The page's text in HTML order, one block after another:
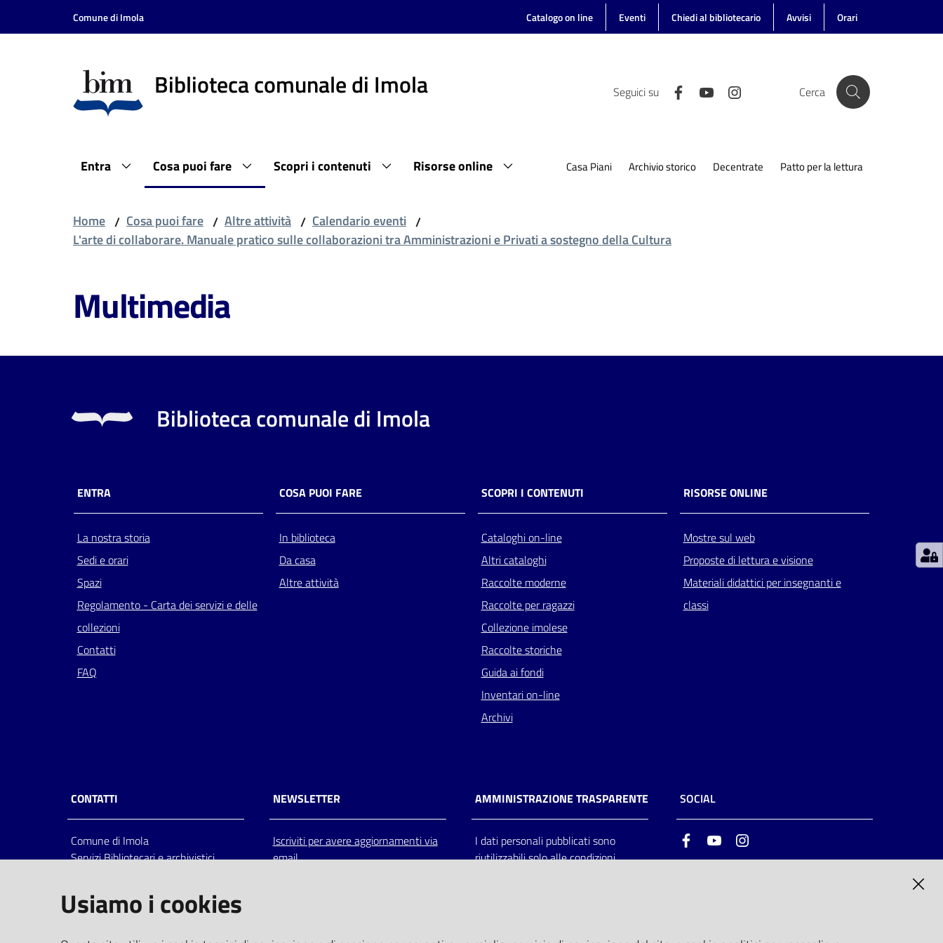
Vai al contenuto
Vai alla navigazione
Comune di Imola Catalogo on line Eventi Chiedi al bibliotecario Avvisi Orari
Biblioteca comunale di Imola Seguici su Cerca
Entra Cosa puoi fare Scopri i contenuti Risorse online Casa Piani Archivio storico Decentrate Patto per la lettura
Home / Cosa puoi fare / Altre attività / Calendario eventi /
L'arte di collaborare. Manuale pratico sulle collaborazioni tra Amministrazioni e Privati a sostegno della Cultura
Multimedia
Biblioteca comunale di Imola
ENTRA
La nostra storia
Sedi e orari
Spazi
Regolamento - Carta dei servizi e delle
collezioni
Contatti
FAQ
COSA PUOI FARE
In biblioteca
Da casa
Altre attività
SCOPRI I CONTENUTI
Cataloghi on-line
Altri cataloghi
Raccolte moderne
Raccolte per ragazzi
Collezione imolese
Raccolte storiche
Guida ai fondi
Inventari on-line
Archivi
RISORSE ONLINE
Mostre sul web
Proposte di lettura e visione
Materiali didattici per insegnanti e
classi
CONTATTI
Comune di Imola
Servizi Bibliotecari e archivistici
Italia
centralino: tel 0542.6026.36 fax
NEWSLETTER
Iscriviti per avere aggiornamenti via
email
AMMINISTRAZIONE TRASPARENTE
I dati personali pubblicati sono
riutilizzabili solo alle condizioni
SOCIAL
FacebookYoutube
Usiamo i cookies